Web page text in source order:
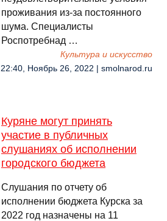
проживания из-за постоянного
шума. Специалисты
Роспотребнад …
Культура и искусство
22:40, Ноябрь 26, 2022 | smolnarod.ru
Куряне могут принять
участие в публичных
слушаниях об исполнении
городского бюджета
Слушания по отчету об
исполнении бюджета Курска за
2022 год назначены на 11